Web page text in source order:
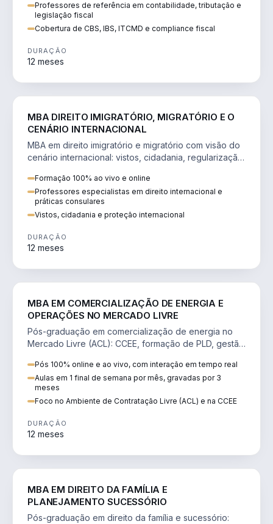
Professores de referência em contabilidade, tributação e
legislação fiscal
Cobertura de CBS, IBS, ITCMD e compliance fiscal
DURAÇÃO
12 meses
MBA DIREITO IMIGRATÓRIO, MIGRATÓRIO E O
CENÁRIO INTERNACIONAL
MBA em direito imigratório e migratório com visão do
cenário internacional: vistos, cidadania, regularização
Formação 100% ao vivo e online
Professores especialistas em direito internacional e
práticas consulares
Vistos, cidadania e proteção internacional
DURAÇÃO
12 meses
MBA EM COMERCIALIZAÇÃO DE ENERGIA E
OPERAÇÕES NO MERCADO LIVRE
Pós-graduação em comercialização de energia no
Mercado Livre (ACL): CCEE, formação de PLD, gestão
Pós 100% online e ao vivo, com interação em tempo real
Aulas em 1 final de semana por mês, gravadas por 3
meses
Foco no Ambiente de Contratação Livre (ACL) e na CCEE
DURAÇÃO
12 meses
MBA EM DIREITO DA FAMÍLIA E
PLANEJAMENTO SUCESSÓRIO
Pós-graduação em direito da família e sucessório: